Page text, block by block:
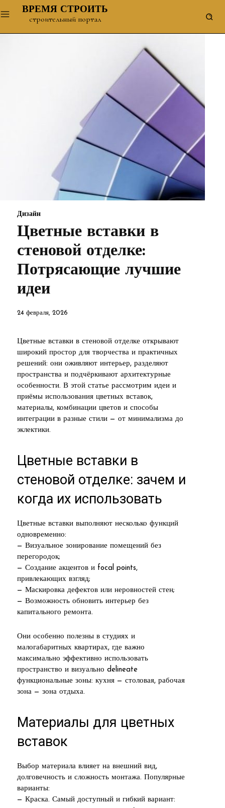
ВРЕМЯ СТРОИТЬ
строительный портал
Дизайн
Цветные вставки в
стеновой отделке:
Потрясающие лучшие
идеи
24 февраля, 2026
Цветные вставки в стеновой отделке открывают
широкий простор для творчества и практичных
решений: они оживляют интерьер, разделяют
пространства и подчёркивают архитектурные
особенности. В этой статье рассмотрим идеи и
приёмы использования цветных вставок,
материалы, комбинации цветов и способы
интеграции в разные стили — от минимализма до
эклектики.
Цветные вставки в
стеновой отделке: зачем и
когда их использовать
Цветные вставки выполняют несколько функций
одновременно:
— Визуальное зонирование помещений без
перегородок;
— Создание акцентов и focal points,
привлекающих взгляд;
— Маскировка дефектов или неровностей стен;
— Возможность обновить интерьер без
капитального ремонта.
Они особенно полезны в студиях и
малогабаритных квартирах, где важно
максимально эффективно использовать
пространство и визуально delineate
функциональные зоны: кухня — столовая, рабочая
зона — зона отдыха.
Материалы для цветных
вставок
Выбор материала влияет на внешний вид,
долговечность и сложность монтажа. Популярные
варианты:
— Краска. Самый доступный и гибкий вариант: